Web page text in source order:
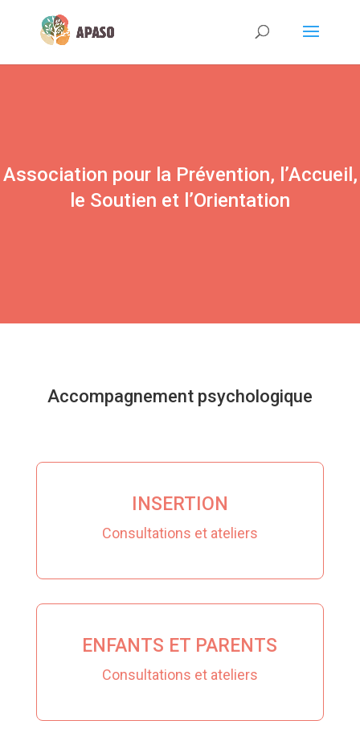
Association pour la Prévention, l’Accueil,
le Soutien et l’Orientation
Accompagnement psychologique
INSERTION
Consultations et ateliers
ENFANTS ET PARENTS
Consultations et ateliers